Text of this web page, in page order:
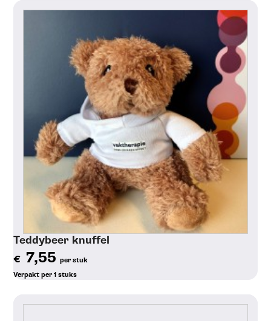
Teddybeer knuffel
€ 7,55per stuk
Verpakt per 1 stuks